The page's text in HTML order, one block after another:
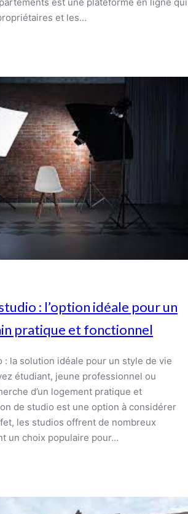
et les…
: l’option idéale pour un
pratique et fonctionnel
: la solution idéale pour un style de vie
étudiant, jeune professionnel ou
d’un logement pratique et
de studio est une option à considérer
les studios offrent de nombreux
un choix populaire pour…